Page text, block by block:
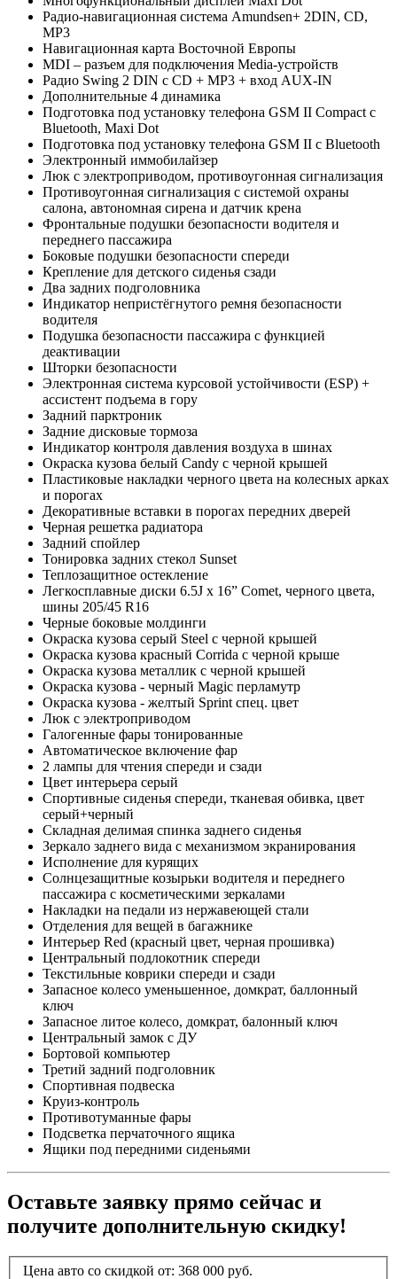
Радио-навигационная система Amundsen+ 2DIN, CD,
MP3
Навигационная карта Восточной Европы
MDI – разъем для подключения Media-устройств
Радио Swing 2 DIN c CD + MP3 + вход AUX-IN
Дополнительные 4 динамика
Подготовка под установку телефона GSM II Compact с
Bluetooth, Maxi Dot
Подготовка под установку телефона GSM II c Bluetooth
Электронный иммобилайзер
Люк с электроприводом, противоугонная сигнализация
Противоугонная cигнализация с системой охраны
салона, автономная сирена и датчик крена
Фронтальные подушки безопасности водителя и
переднего пассажира
Боковые подушки безопасности спереди
Крепление для детского сиденья сзади
Два задних подголовника
Индикатор непристёгнутого ремня безопасности
водителя
Подушка безопасности пассажира с функцией
деактивации
Шторки безопасности
Электронная система курсовой устойчивости (ESP) +
ассистент подъема в гору
Задний парктроник
Задние дисковые тормоза
Индикатор контроля давления воздуха в шинах
Окраска кузова белый Candy с черной крышей
Пластиковые накладки черного цвета на колесных арках
и порогах
Декоративные вставки в порогах передних дверей
Черная решетка радиатора
Задний спойлер
Тонировка задних стекол Sunset
Теплозащитное остекление
Легкосплавные диски 6.5J x 16” Comet, черного цвета,
шины 205/45 R16
Черные боковые молдинги
Окраска кузова серый Steel с черной крышей
Окраска кузова красный Corrida с черной крыше
Окраска кузова металлик с черной крышей
Окраска кузова - черный Magic перламутр
Окраска кузова - желтый Sprint спец. цвет
Люк с электроприводом
Галогенные фары тонированные
Автоматическое включение фар
2 лампы для чтения спереди и сзади
Цвет интерьера серый
Спортивные сиденья спереди, тканевая обивка, цвет
серый+черный
Складная делимая спинка заднего сиденья
Зеркало заднего вида с механизмом экранирования
Исполнение для курящих
Солнцезащитные козырьки водителя и переднего
пассажира с косметическими зеркалами
Накладки на педали из нержавеющей стали
Отделения для вещей в багажнике
Интерьер Red (красный цвет, черная прошивка)
Центральный подлокотник спереди
Текстильные коврики спереди и сзади
Запасное колесо уменьшенное, домкрат, баллонный
ключ
Запасное литое колесо, домкрат, балонный ключ
Центральный замок с ДУ
Бортовой компьютер
Третий задний подголовник
Спортивная подвеска
Круиз-контроль
Противотуманные фары
Подсветка перчаточного ящика
Ящики под передними сиденьями
Оставьте заявку прямо сейчас и
получите дополнительную скидку!
Цена авто со скидкой от: 368 000 руб.